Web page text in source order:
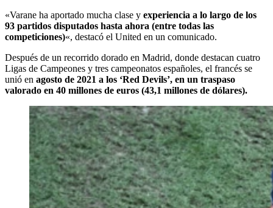
«Varane ha aportado mucha clase y experiencia a lo largo de los
93 partidos disputados hasta ahora (entre todas las
competiciones)«, destacó el United en un comunicado.
Después de un recorrido dorado en Madrid, donde destacan cuatro
Ligas de Campeones y tres campeonatos españoles, el francés se
unió en agosto de 2021 a los ‘Red Devils’, en un traspaso
valorado en 40 millones de euros (43,1 millones de dólares).